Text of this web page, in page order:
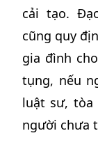
cải tạo.
cũng quy
gia đình
tụng, nếu
luật sư, tòa
người chưa